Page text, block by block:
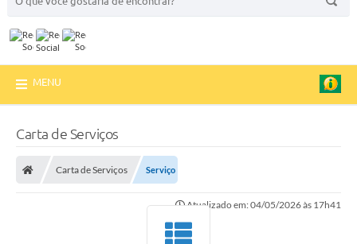
MENU
Carta de Serviços
Carta de Serviços Serviço
Atualizado em: 04/05/2026 às 17h41